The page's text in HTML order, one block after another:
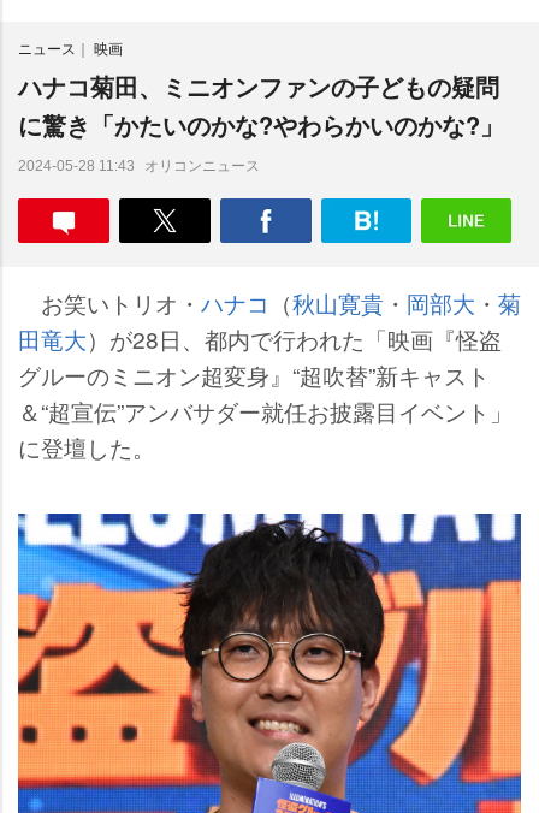
ニュース 映画
ハナコ菊田、ミニオンファンの子どもの疑問
に驚き「かたいのかな?やわらかいのかな?」
2024-05-28 11:43 オリコンニュース
お笑いトリオ・ ハナコ （秋山寛貴 ・ 岡部大 ・ 菊
田竜大）が28日、都内で行われた「映画『怪盗
グルーのミニオン超変身』“超吹替”新キャスト
＆“超宣伝”アンバサダー就任お披露目イベント」
に登壇した。